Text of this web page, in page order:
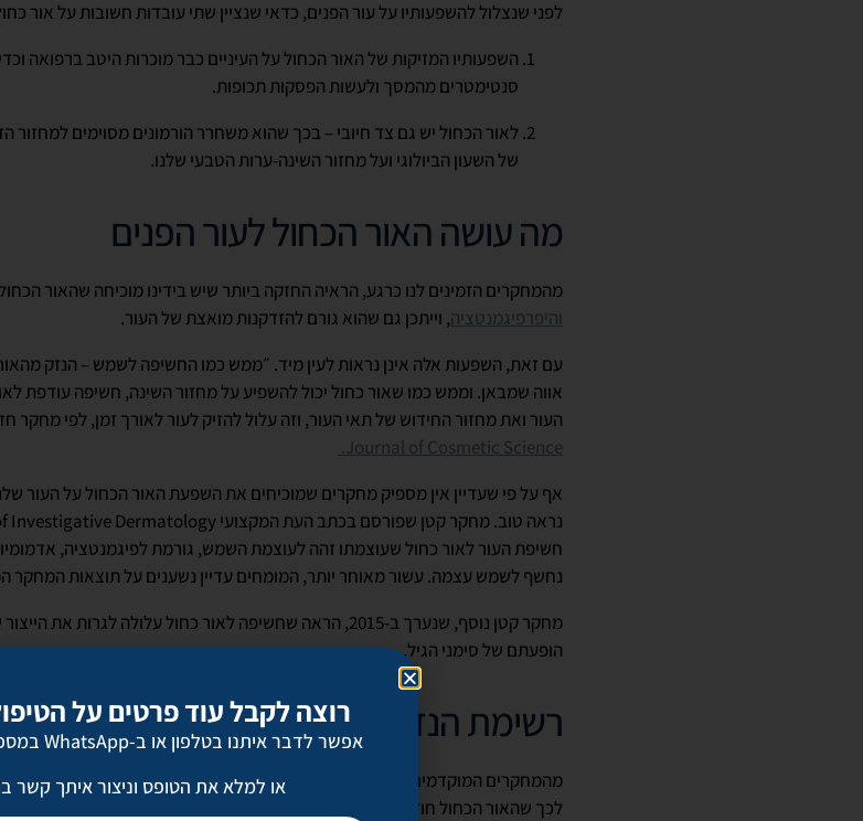
לפני שנצלול להשפעותיו על עור הפנים, כדאי שנציין שתי עובדות חשובות על אור
סנטימטרים מהמסך ולעשות הפסקות תכופות.
לאור הכחול יש גם צד חיובי – בכך שהוא משחרר הורמונים מסוימים למחזור
של השעון הביולוגי ועל מחזור השינה-ערות הטבעי שלנו.
מה עושה האור הכחול לעור הפנים
מהמחקרים הזמינים לנו כרגע, הראיה החזקה ביותר שיש בידינו מוכיחה שהאור
והיפרפיגמנטציה, וייתכן גם שהוא גורם להזדקנות מואצת של העור.
עם זאת, השפעות אלה אינן נראות לעין מיד. ״ממש כמו החשיפה לשמש – הנזק
אווה שמבאן. וממש כמו שאור כחול יכול להשפיע על מחזור השינה, חשיפה עודפת
העור ואת מחזור החידוש של תאי העור, וזה עלול להזיק לעור לאורך זמן, לפי מחקר
Journal of Cosmetic Science.
אף על פי שעדיין אין מספיק מחקרים שמוכיחים את השפעת האור הכחול על העור
חשיפת העור לאור כחול שעוצמתו זהה לעוצמת השמש, גורמת לפיגמנטציה,
נחשף לשמש עצמה. עשור מאוחר יותר, המומחים עדיין נשענים על תוצאות המחקר
מחקר קטן נוסף, שנערך ב-2015, הראה שחשיפה לאור כחול עלולה
הופעתם של סימני הגיל.
רשימת הנזקים
מהמחקרים המוקדמים אפשר להסיק שהאור הכחול גורם לעור לייצר יותר פיגמנטים
לכך שהאור הכחול חודר לעור ומתחיל שרשרת של אירועים מזיקים: הוא פוגע בדנ״א
רוצה לקבל עוד פרטים על
אפשר לדבר איתנו בטלפון או ב-WhatsApp במספר: 03-5278128
או למלא את הטופס וניצור איתך קשר